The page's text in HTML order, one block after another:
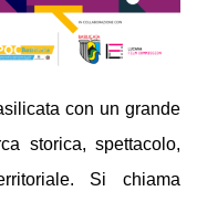
con un grande
storica, spettacolo,
Si chiama